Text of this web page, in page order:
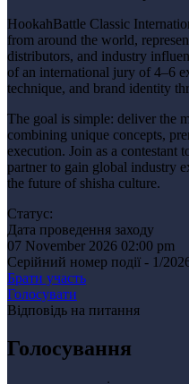
HookahBattle Classic
from around the world,
distributors, and industry
of an international jury of 4–6
technique, and brand identity
The goal is simple: deliver the
combining unique concepts,
execution. Join as a contestant
partner to gain global industry
the future of shisha culture.
Статус:
Дата проведення заходу
07 November 2026 02:00 pm
Серійний номер події - 1/
Брати участь
Голосувати
Відповідь на питання
Голосування